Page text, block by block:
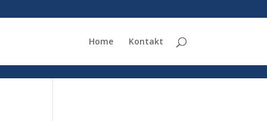
Home Kontakt